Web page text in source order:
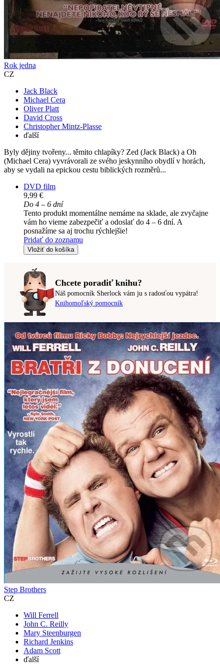
Rok jedna
CZ
Jack Black
Michael Cera
Oliver Platt
David Cross
Christopher Mintz-Plasse
ďalší
Byly dějiny tvořeny... těmito chlapíky? Zed (Jack Black) a Oh
(Michael Cera) vyvrávorali ze svého jeskynního obydlí v horách,
aby se vydali na epickou cestu biblických rozměrů...
DVD film
9,99 €
Do 4 – 6 dní
Tento produkt momentálne nemáme na sklade, ale zvyčajne
vám ho vieme zabezpečiť a odoslať do 4 – 6 dní. A
posnažíme sa aj trochu rýchlejšie!
Pridať do zoznamu
Vložiť do košíka
Chcete poradiť knihu?
Náš pomocník Sherlock vám ju s radosťou vypátra!
Knihomoľský pomocník
Step Brothers
CZ
Will Ferrell
John C. Reilly
Mary Steenburgen
Richard Jenkins
Adam Scott
ďalší